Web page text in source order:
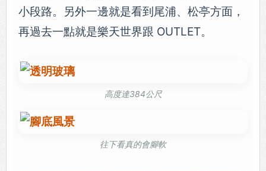
小段路。另外一邊就是看到尾浦、松亭方面，
再過去一點就是樂天世界跟 OUTLET。
高度達384公尺
往下看真的會腳軟